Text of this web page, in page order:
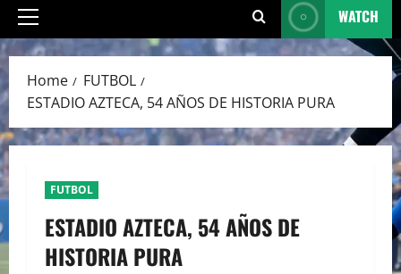
Primary
Menu
WATCH
Home
FUTBOL
ESTADIO AZTECA, 54 AÑOS DE HISTORIA PURA
FUTBOL
ESTADIO AZTECA, 54 AÑOS DE
HISTORIA PURA